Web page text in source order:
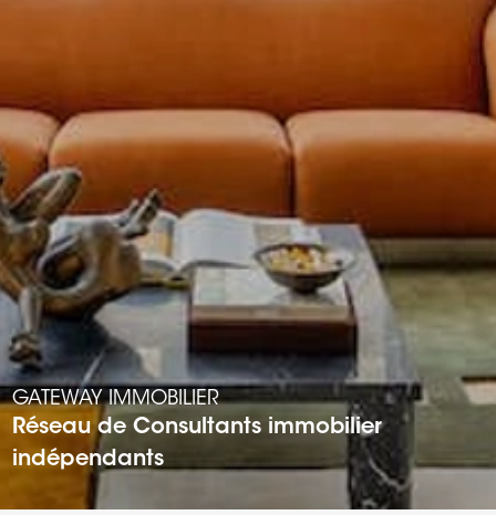
GATEWAY IMMOBILIER
Réseau de Consultants immobilier
indépendants